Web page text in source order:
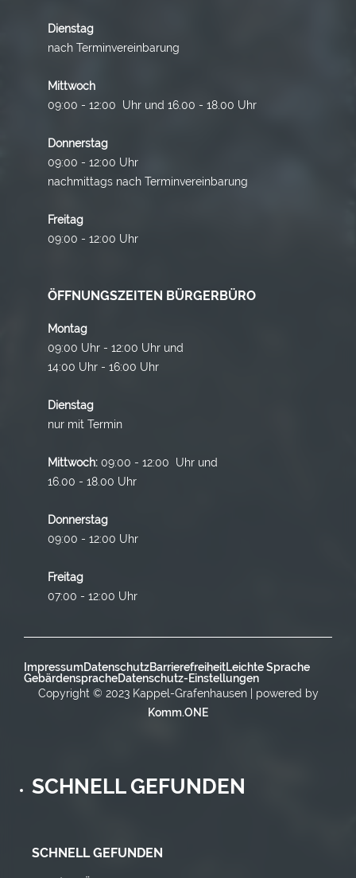
Dienstag
nach Terminvereinbarung
Mittwoch
09:00 - 12:00 Uhr und 16.00 - 18.00 Uhr
Donnerstag
09:00 - 12:00 Uhr
nachmittags nach Terminvereinbarung
Freitag
09:00 - 12:00 Uhr
ÖFFNUNGSZEITEN BÜRGERBÜRO
Montag
09:00 Uhr - 12:00 Uhr und
14:00 Uhr - 16:00 Uhr
Dienstag
nur mit Termin
Mittwoch: 09:00 - 12:00 Uhr und
16.00 - 18.00 Uhr
Donnerstag
09:00 - 12:00 Uhr
Freitag
07:00 - 12:00 Uhr
ImpressumDatenschutzBarrierefreiheitLeichte Sprache
GebärdenspracheDatenschutz-Einstellungen
Copyright © 2023 Kappel-Grafenhausen | powered by
Komm.ONE
SCHNELL GEFUNDEN
SCHNELL GEFUNDEN